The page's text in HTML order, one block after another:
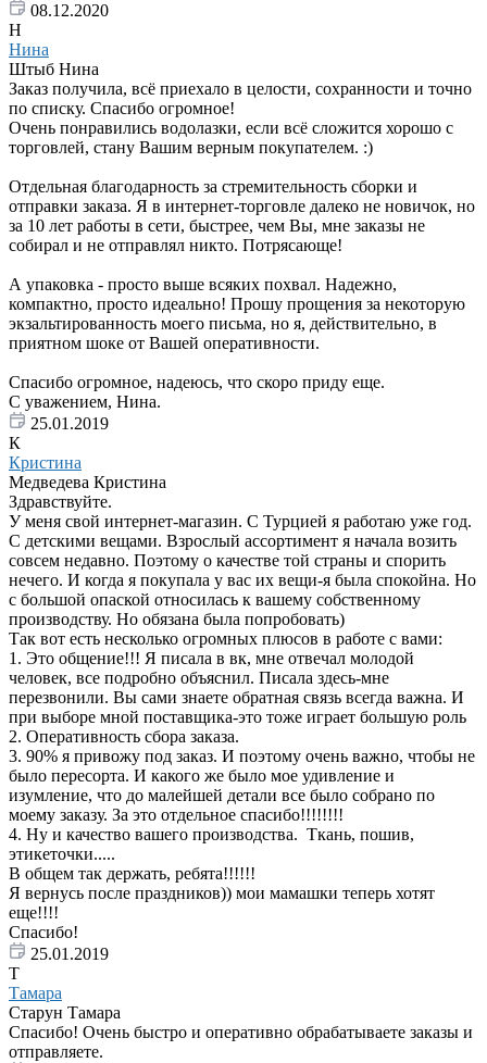
08.12.2020
Н
Нина
Штыб Нина
Заказ получила, всё приехало в целости, сохранности и точно
по списку. Спасибо огромное!
Очень понравились водолазки, если всё сложится хорошо с
торговлей, стану Вашим верным покупателем. :)
Отдельная благодарность за стремительность сборки и
отправки заказа. Я в интернет-торговле далеко не новичок, но
за 10 лет работы в сети, быстрее, чем Вы, мне заказы не
собирал и не отправлял никто. Потрясающе!
А упаковка - просто выше всяких похвал. Надежно,
компактно, просто идеально! Прошу прощения за некоторую
экзальтированность моего письма, но я, действительно, в
приятном шоке от Вашей оперативности.
Спасибо огромное, надеюсь, что скоро приду еще.
С уважением, Нина.
25.01.2019
К
Кристина
Медведева Кристина
Здравствуйте.
У меня свой интернет-магазин. С Турцией я работаю уже год.
С детскими вещами. Взрослый ассортимент я начала возить
совсем недавно. Поэтому о качестве той страны и спорить
нечего. И когда я покупала у вас их вещи-я была спокойна. Но
с большой опаской относилась к вашему собственному
производству. Но обязана была попробовать)
Так вот есть несколько огромных плюсов в работе с вами:
1. Это общение!!! Я писала в вк, мне отвечал молодой
человек, все подробно объяснил. Писала здесь-мне
перезвонили. Вы сами знаете обратная связь всегда важна. И
при выборе мной поставщика-это тоже играет большую роль
2. Оперативность сбора заказа.
3. 90% я привожу под заказ. И поэтому очень важно, чтобы не
было пересорта. И какого же было мое удивление и
изумление, что до малейшей детали все было собрано по
моему заказу. За это отдельное спасибо!!!!!!!!
4. Ну и качество вашего производства. Ткань, пошив,
этикеточки.....
В общем так держать, ребята!!!!!!
Я вернусь после праздников)) мои мамашки теперь хотят
еще!!!!
Спасибо!
25.01.2019
Т
Тамара
Старун Тамара
Спасибо! Очень быстро и оперативно обрабатываете заказы и
отправляете.